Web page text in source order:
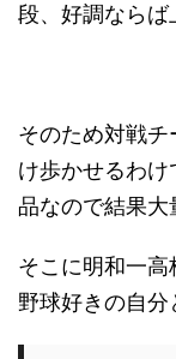
段、好調ならば
そのため対戦
け歩かせるわ
品なので結果大
そこに明和一
野球好きの自分